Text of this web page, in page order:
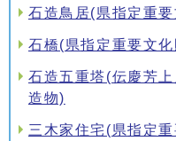
石造鳥居(県指定重
石橋(県指定重要文
石造五重塔(伝慶芳
造物)
三木家住宅(県指定